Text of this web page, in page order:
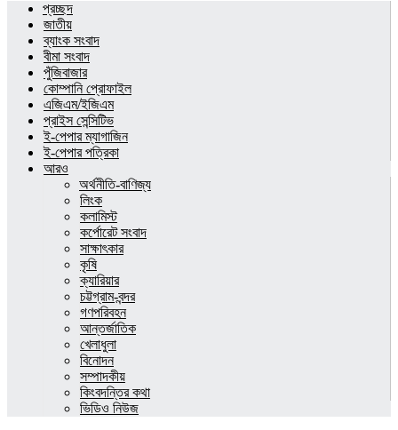
প্রচ্ছদ
জাতীয়
ব্যাংক সংবাদ
বীমা সংবাদ
পুঁজিবাজার
কোম্পানি প্রোফাইল
এজিএম/ইজিএম
প্রাইস সেন্সিটিভ
ই-পেপার ম্যাগাজিন
ই-পেপার পত্রিকা
আরও
অর্থনীতি-বাণিজ্য
লিংক
কলামিস্ট
কর্পোরেট সংবাদ
সাক্ষাৎকার
কৃষি
ক্যারিয়ার
চট্টগ্রাম-বন্দর
গণপরিবহন
আন্তর্জাতিক
খেলাধুলা
বিনোদন
সম্পাদকীয়
কিংবদন্তির কথা
ভিডিও নিউজ